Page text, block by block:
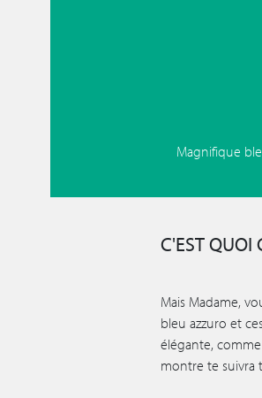
Magnifique
C'EST QUOI
Mais Madame,
bleu azzuro et
élégante,
montre te suivra